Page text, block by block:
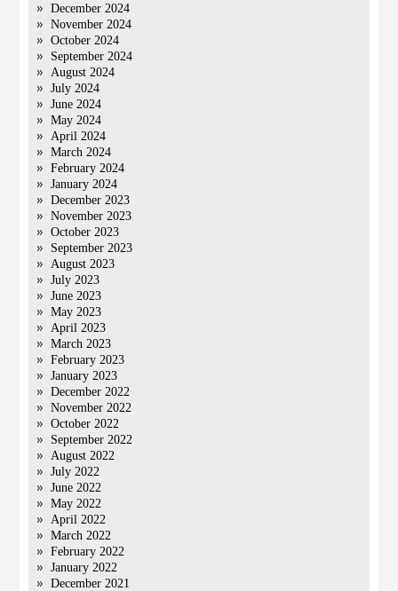
December 2024
November 2024
October 2024
September 2024
August 2024
July 2024
June 2024
May 2024
April 2024
March 2024
February 2024
January 2024
December 2023
November 2023
October 2023
September 2023
August 2023
July 2023
June 2023
May 2023
April 2023
March 2023
February 2023
January 2023
December 2022
November 2022
October 2022
September 2022
August 2022
July 2022
June 2022
May 2022
April 2022
March 2022
February 2022
January 2022
December 2021